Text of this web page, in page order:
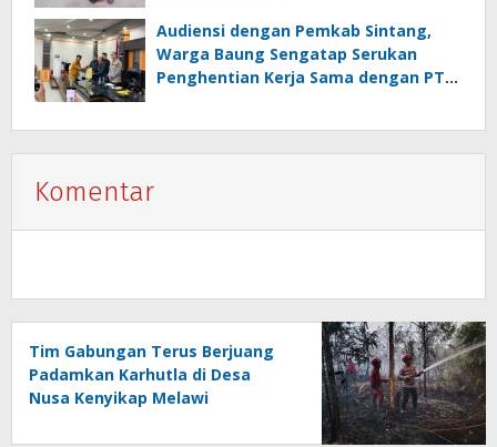
Audiensi dengan Pemkab Sintang,
Warga Baung Sengatap Serukan
Penghentian Kerja Sama dengan PT
Komentar
Tim Gabungan Terus Berjuang
Padamkan Karhutla di Desa
Nusa Kenyikap Melawi